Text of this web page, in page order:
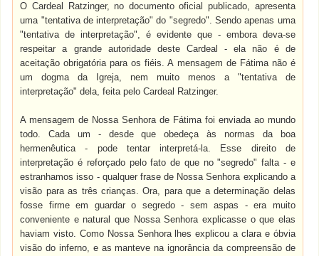
O Cardeal Ratzinger, no documento oficial publicado, apresenta
uma "tentativa de interpretação" do "segredo". Sendo apenas uma
"tentativa de interpretação", é evidente que - embora deva-se
respeitar a grande autoridade deste Cardeal - ela não é de
aceitação obrigatória para os fiéis. A mensagem de Fátima não é
um dogma da Igreja, nem muito menos a "tentativa de
interpretação" dela, feita pelo Cardeal Ratzinger.
A mensagem de Nossa Senhora de Fátima foi enviada ao mundo
todo. Cada um - desde que obedeça às normas da boa
hermenêutica - pode tentar interpretá-la. Esse direito de
interpretação é reforçado pelo fato de que no "segredo" falta - e
estranhamos isso - qualquer frase de Nossa Senhora explicando a
visão para as três crianças. Ora, para que a determinação delas
fosse firme em guardar o segredo - sem aspas - era muito
conveniente e natural que Nossa Senhora explicasse o que elas
haviam visto. Como Nossa Senhora lhes explicou a clara e óbvia
visão do inferno, e as manteve na ignorância da compreensão de